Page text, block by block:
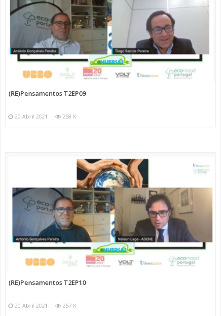
(RE)Pensamentos T2EP09
20 Abril 2021 258 K
(RE)Pensamentos T2EP10
20 Abril 2021 257 K